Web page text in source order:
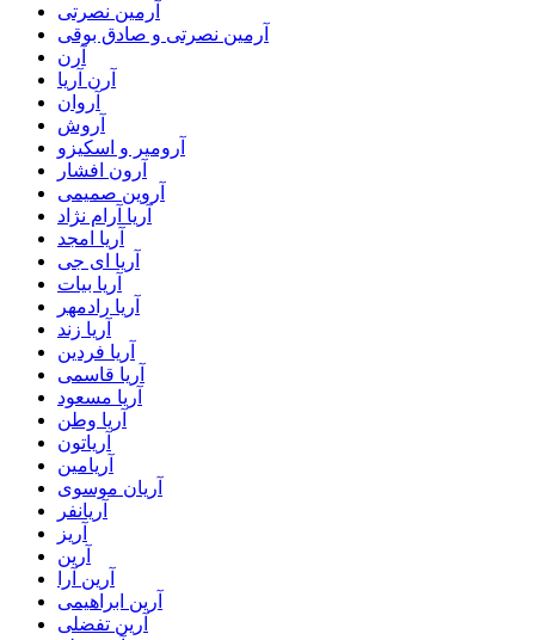
آرمین نصرتی
آرمین نصرتی و صادق بوقی
آرن
آرن آریا
آروان
آروش
آرومیر و اسکیزو
آرون افشار
آروین صمیمی
آریا آرام نژاد
آریا امجد
آریا ای جی
آریا بیات
آریا رادمهر
آریا زند
آریا فردین
آریا قاسمی
آریا مسعود
آریا وطن
آریاتون
آریامین
آریان موسوی
آریانفر
آریز
آرین
آرین آرا
آرین ابراهیمی
آرین تفضلی